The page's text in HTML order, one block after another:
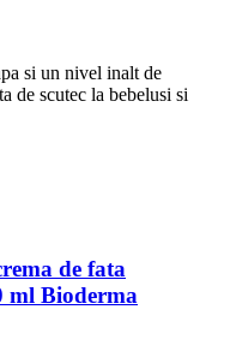
si un nivel inalt de
de scutec la bebelusi si
de fata
ml Bioderma